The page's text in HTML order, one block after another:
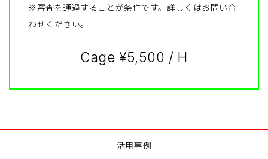
※審査を通過することが条件です。詳しくはお問い合
わせください。
Cage ¥5,500 / H
活用事例